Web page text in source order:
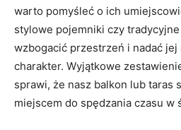
warto pomyśleć o ich
stylowe pojemniki czy
wzbogacić przestrzeń i nadać
charakter. Wyjątkowe
sprawi, że nasz balkon lub taras
miejscem do spędzania czasu w